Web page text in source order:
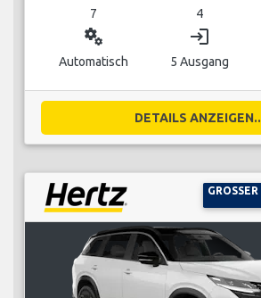
7 4
miscellaneous_services
Automatisch
login
5 Ausgang
DETAILS
GROSSER